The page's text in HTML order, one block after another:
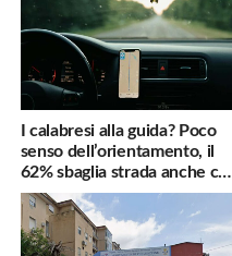
I calabresi alla guida? Poco
senso dell’orientamento, il
62% sbaglia strada anche col
navigatore